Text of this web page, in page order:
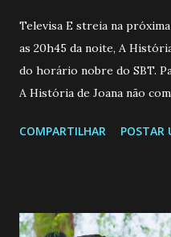
Televisa E streia na
as 20h45 da noite, A
do horário nobre do SBT.
A História de Joana não
de 25/05/26 a 31/05/26
permanecer virgem até
COMPARTILHAR POSTAR